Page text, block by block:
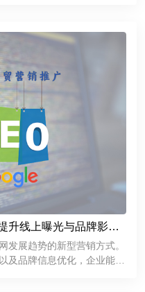
升线上曝光与品牌影响
发展趋势的新型营销方式。
及品牌信息优化，企业能够